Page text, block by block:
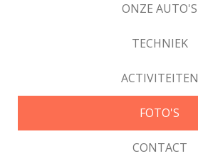
ONZE AUTO'S
TECHNIEK
ACTIVITEITEN
FOTO'S
CONTACT